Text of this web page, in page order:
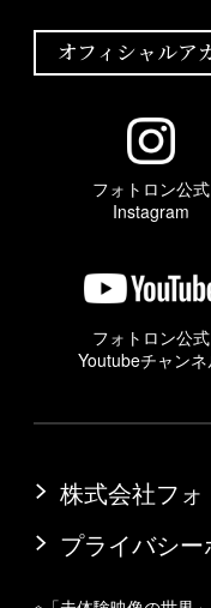
オフィシャルア
フォトロン公式
Instagram
フォトロン公式
Youtubeチャン
株式会社フォ
プライバシ